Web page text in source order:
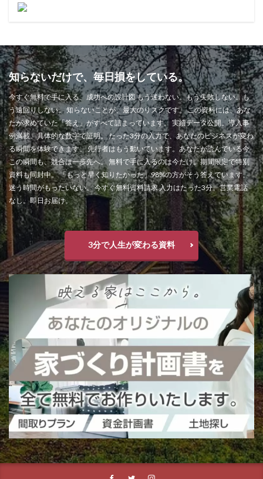
知らないだけで、毎日損をしている。
今すぐ無料で手に入る、成功への設計図 もう迷わない。もう失敗しない。も
う遠回りしない。 知らないことが、最大のリスクです。 この資料には、あな
たが求めていた「答え」がすべて詰まっています。 実績データ公開。導入事
例満載。具体的な数字で証明。 たった3分の入力で、あなたのビジネスが変わ
る瞬間を体験できます。 先行者はもう動いています。あなたが読んでいる今
この瞬間も、競合は一歩先へ。 無料で手に入るのは今だけ。期間限定で特別
資料も同封中。 「もっと早く知りたかった」98%の方がそう答えています。
迷う時間がもったいない。 今すぐ無料資料請求 入力はたった3分。営業電話
なし。即日お届け。
3分で人生が変わる資料